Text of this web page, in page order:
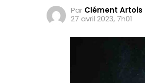
Par Clément Artois
27 avril 2023, 7h01